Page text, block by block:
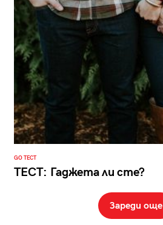
GO ТЕСТ
ТЕСТ: Гаджета ли сте?
Зареди още